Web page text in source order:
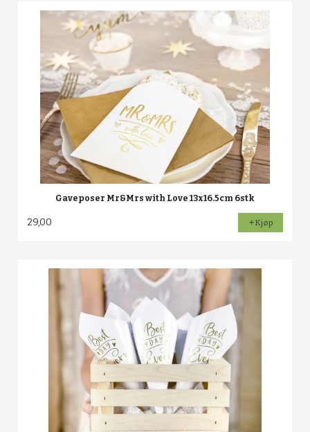
Gaveposer Mr&Mrs with Love 13x16.5cm 6stk
29,00 Kjøp